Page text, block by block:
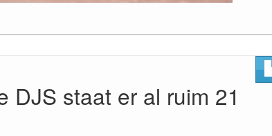
DJS staat er al ruim 21